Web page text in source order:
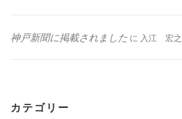
神戸新聞に掲載されました に 入江 宏之
カテゴリー